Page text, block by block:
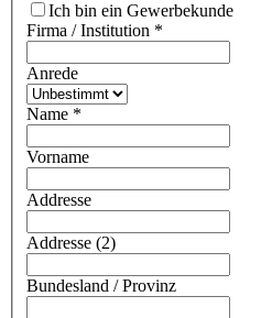
Ich bin ein Gewerbekunde
Firma / Institution *
Anrede
Name *
Vorname
Addresse
Addresse (2)
Bundesland / Provinz